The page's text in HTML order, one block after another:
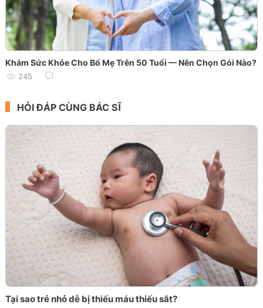
Khám Sức Khỏe Cho Bố Mẹ Trên 50 Tuổi — Nên Chọn Gói Nào?
245
HỎI ĐÁP CÙNG BÁC SĨ
Tại sao trẻ nhỏ dễ bị thiếu máu thiếu sắt?